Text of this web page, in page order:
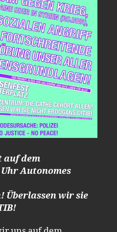
auf dem
Autonomes
Überlassen wir sie